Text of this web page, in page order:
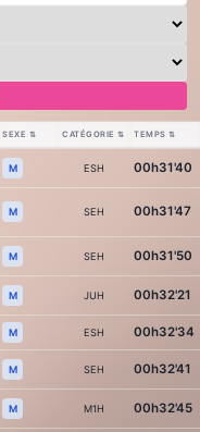
SEXE ⇅ CATÉGORIE ⇅ TEMPS ⇅
M ESH 00h31'40
M SEH 00h31'47
M SEH 00h31'50
M JUH 00h32'21
M ESH 00h32'34
M SEH 00h32'41
M M1H 00h32'45